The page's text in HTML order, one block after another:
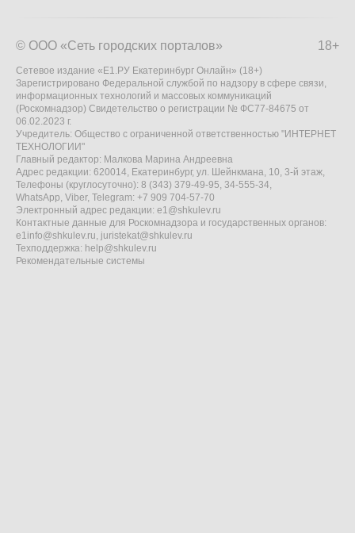
18+
© ООО «Сеть городских порталов»
Сетевое издание «Е1.РУ Екатеринбург Онлайн» (18+)
Зарегистрировано Федеральной службой по надзору в сфере связи,
информационных технологий и массовых коммуникаций
(Роскомнадзор) Свидетельство о регистрации № ФС77-84675 от
06.02.2023 г.
Учредитель: Общество с ограниченной ответственностью "ИНТЕРНЕТ
ТЕХНОЛОГИИ"
Главный редактор: Малкова Марина Андреевна
Адрес редакции: 620014, Екатеринбург, ул. Шейнкмана, 10, 3-й этаж,
Телефоны (круглосуточно): 8 (343) 379-49-95, 34-555-34,
WhatsApp, Viber, Telegram: +7 909 704-57-70
Электронный адрес редакции: e1@shkulev.ru
Контактные данные для Роскомнадзора и государственных органов:
e1info@shkulev.ru, juristekat@shkulev.ru
Техподдержка: help@shkulev.ru
Рекомендательные системы